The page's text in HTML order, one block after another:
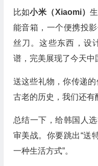
比如小米（Xiaomi）
能音箱，一个便携投
丝刀。这些东西，设
谱，完美展现了今天中
送这些礼物，你传递
古老的历史，我们还有
总结一下，给韩国人
审美战。你要跳出“送
一种生活方式”。